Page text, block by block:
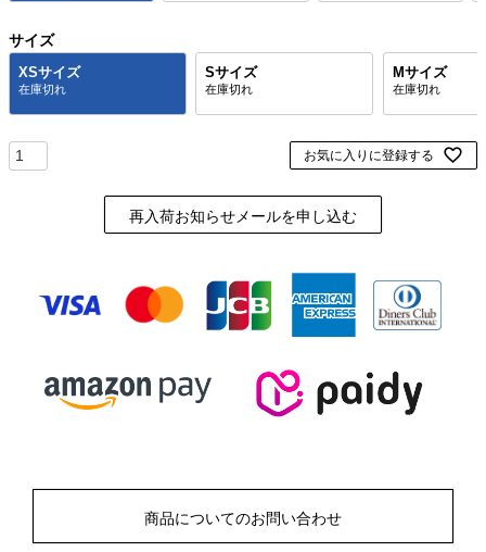
サイズ
XSサイズ Sサイズ Mサイズ
お気に入りに登録する
再入荷お知らせメールを申し込む
商品についてのお問い合わせ